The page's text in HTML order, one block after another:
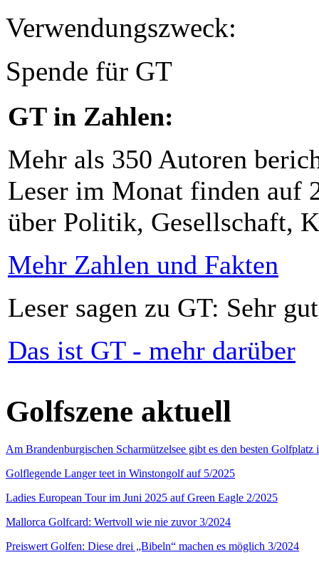
Verwendungszweck:
Spende für GT
GT in Zahlen:
Mehr als 350 Autoren
Leser im Monat finden auf
über Politik, Gesellschaft,
Mehr Zahlen und Fakten
Leser sagen zu GT: Sehr
Das ist GT - mehr darüber
Golfszene aktuell
Am Brandenburgischen Scharmützelsee gibt es den besten
Golflegende Langer teet in Winstongolf auf 5/2025
Ladies European Tour im Juni 2025 auf Green Eagle 2/2025
Mallorca Golfcard: Wertvoll wie nie zuvor 3/2024
Preiswert Golfen: Diese drei „Bibeln“ machen es möglich 3/2024